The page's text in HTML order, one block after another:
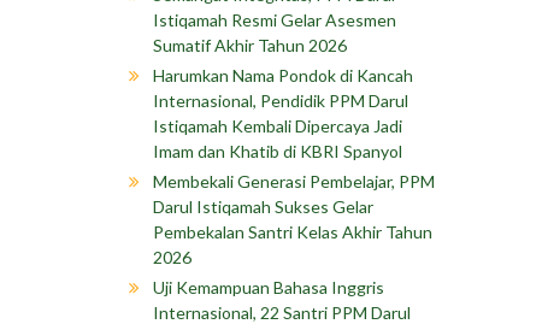
Istiqamah Resmi Gelar Asesmen
Sumatif Akhir Tahun 2026
Harumkan Nama Pondok di Kancah
Internasional, Pendidik PPM Darul
Istiqamah Kembali Dipercaya Jadi
Imam dan Khatib di KBRI Spanyol
Membekali Generasi Pembelajar, PPM
Darul Istiqamah Sukses Gelar
Pembekalan Santri Kelas Akhir Tahun
2026
Uji Kemampuan Bahasa Inggris
Internasional, 22 Santri PPM Darul